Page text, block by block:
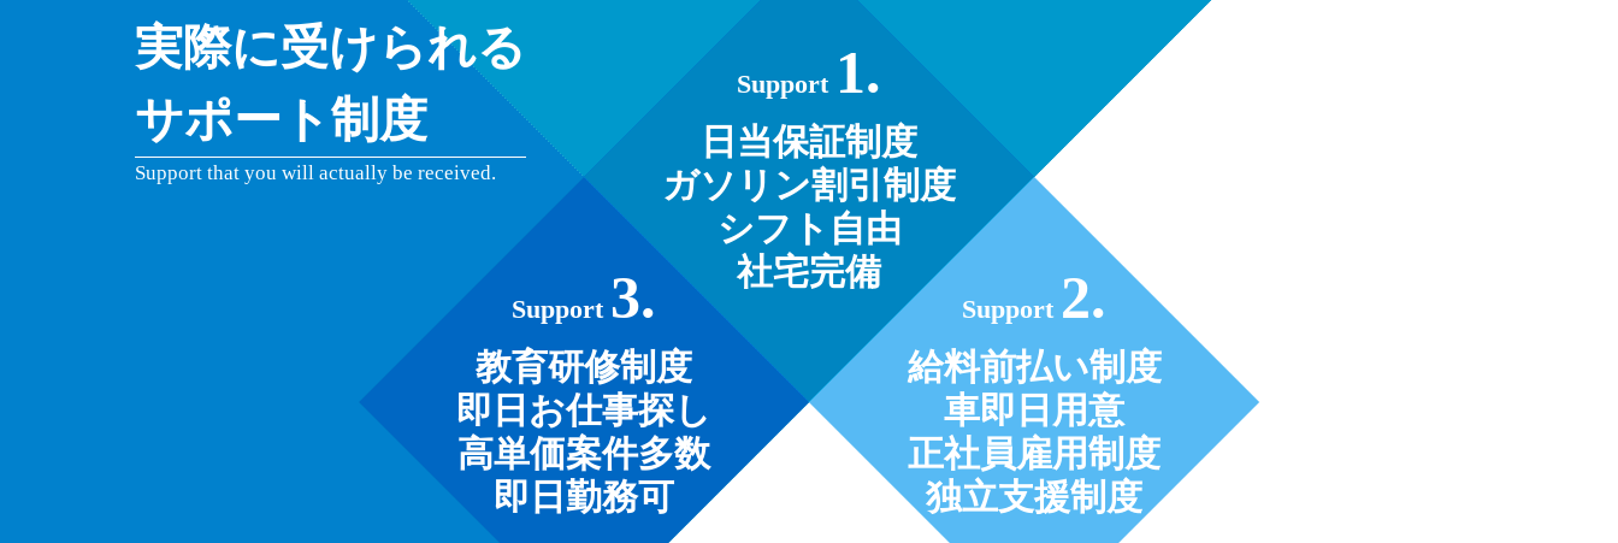
実際に受けられる
サポート制度
Support that you will actually be received.
Support 1.
日当保証制度
ガソリン割引制度
シフト自由
社宅完備
Support 2.
給料前払い制度
車即日用意
正社員雇用制度
独立支援制度
Support 3.
教育研修制度
即日お仕事探し
高単価案件多数
即日勤務可